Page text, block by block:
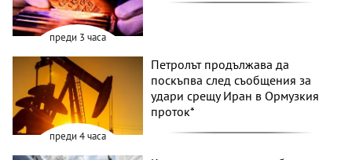
преди 3 часа
преди 4 часа
Петролът продължава да
поскъпва след съобщения за
удари срещу Иран в Ормузкия
проток*